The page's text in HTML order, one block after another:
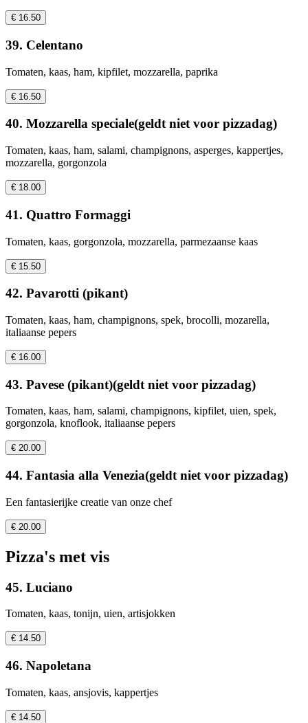
€ 16.50
39. Celentano
Tomaten, kaas, ham, kipfilet, mozzarella, paprika
€ 16.50
40. Mozzarella speciale(geldt niet voor pizzadag)
Tomaten, kaas, ham, salami, champignons, asperges, kappertjes,
mozzarella, gorgonzola
€ 18.00
41. Quattro Formaggi
Tomaten, kaas, gorgonzola, mozzarella, parmezaanse kaas
€ 15.50
42. Pavarotti (pikant)
Tomaten, kaas, ham, champignons, spek, brocolli, mozarella,
italiaanse pepers
€ 16.00
43. Pavese (pikant)(geldt niet voor pizzadag)
Tomaten, kaas, ham, salami, champignons, kipfilet, uien, spek,
gorgonzola, knoflook, italiaanse pepers
€ 20.00
44. Fantasia alla Venezia(geldt niet voor pizzadag)
Een fantasierijke creatie van onze chef
€ 20.00
Pizza's met vis
45. Luciano
Tomaten, kaas, tonijn, uien, artisjokken
€ 14.50
46. Napoletana
Tomaten, kaas, ansjovis, kappertjes
€ 14.50